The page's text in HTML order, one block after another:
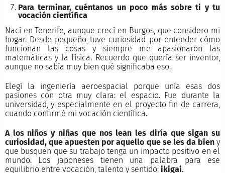
Para terminar, cuéntanos un poco más sobre ti y tu
vocación científica
Nací en Tenerife, aunque crecí en Burgos, que considero mi
hogar. Desde pequeño tuve curiosidad por entender cómo
funcionan las cosas y siempre me apasionaron las
matemáticas y la física. Recuerdo que quería ser inventor,
aunque no sabía muy bien qué significaba eso.
Elegí la ingeniería aeroespacial porque unía esas dos
pasiones con otra muy clara: el espacio. Fue durante la
universidad, y especialmente en el proyecto fin de carrera,
cuando confirmé mi vocación científica.
A los niños y niñas que nos lean les diría que sigan su
curiosidad, que apuesten por aquello que se les da bien y
que busquen que su trabajo tenga un impacto positivo en el
mundo. Los japoneses tienen una palabra para ese
equilibrio entre vocación, talento y sentido: ikigai.